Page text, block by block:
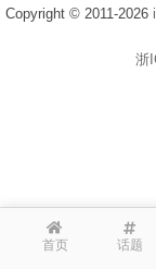
首页 话题
Copyright © 2011-2026
浙